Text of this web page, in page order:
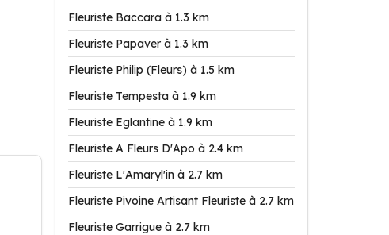
Fleuriste Baccara à 1.3 km
Fleuriste Papaver à 1.3 km
Fleuriste Philip (Fleurs) à 1.5 km
Fleuriste Tempesta à 1.9 km
Fleuriste Eglantine à 1.9 km
Fleuriste A Fleurs D'Apo à 2.4 km
Fleuriste L'Amaryl'in à 2.7 km
Fleuriste Pivoine Artisant Fleuriste à 2.7 km
Fleuriste Garrigue à 2.7 km